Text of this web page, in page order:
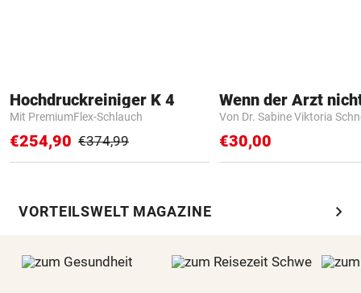
Hochdruckreiniger K 4
Mit PremiumFlex-Schlauch
€254,90 €374,99
Von Dr. Sabine Viktoria
€30,00
VORTEILSWELT MAGAZINE chevron_right